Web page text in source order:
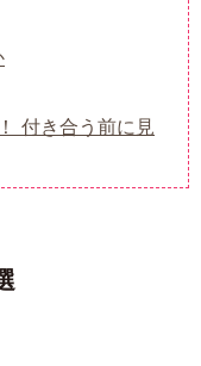
付き合う前に見